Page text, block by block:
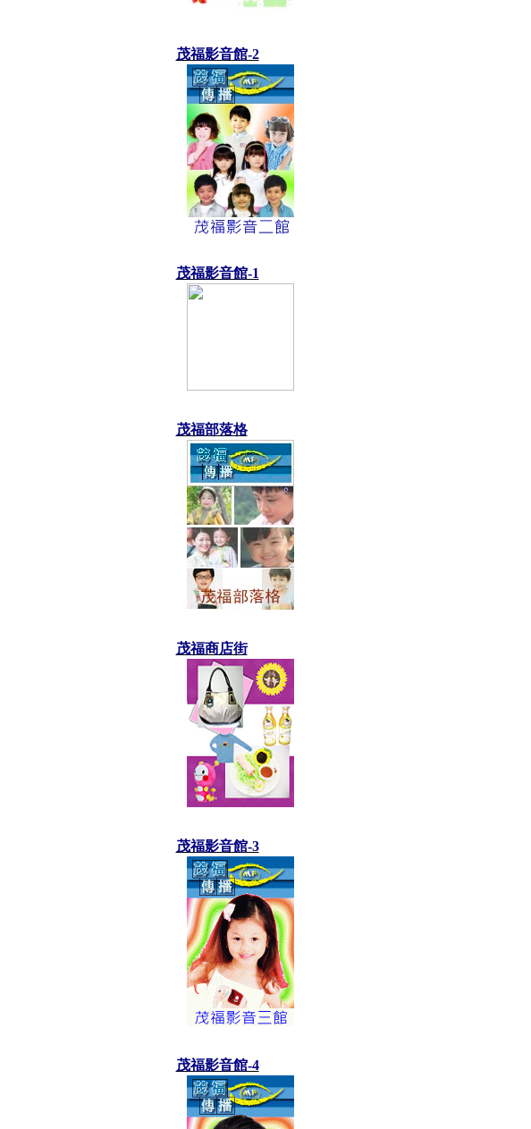
茂福影音館-2
茂福影音館-1
茂福部落格
茂福商店街
茂福影音館-3
茂福影音館-4